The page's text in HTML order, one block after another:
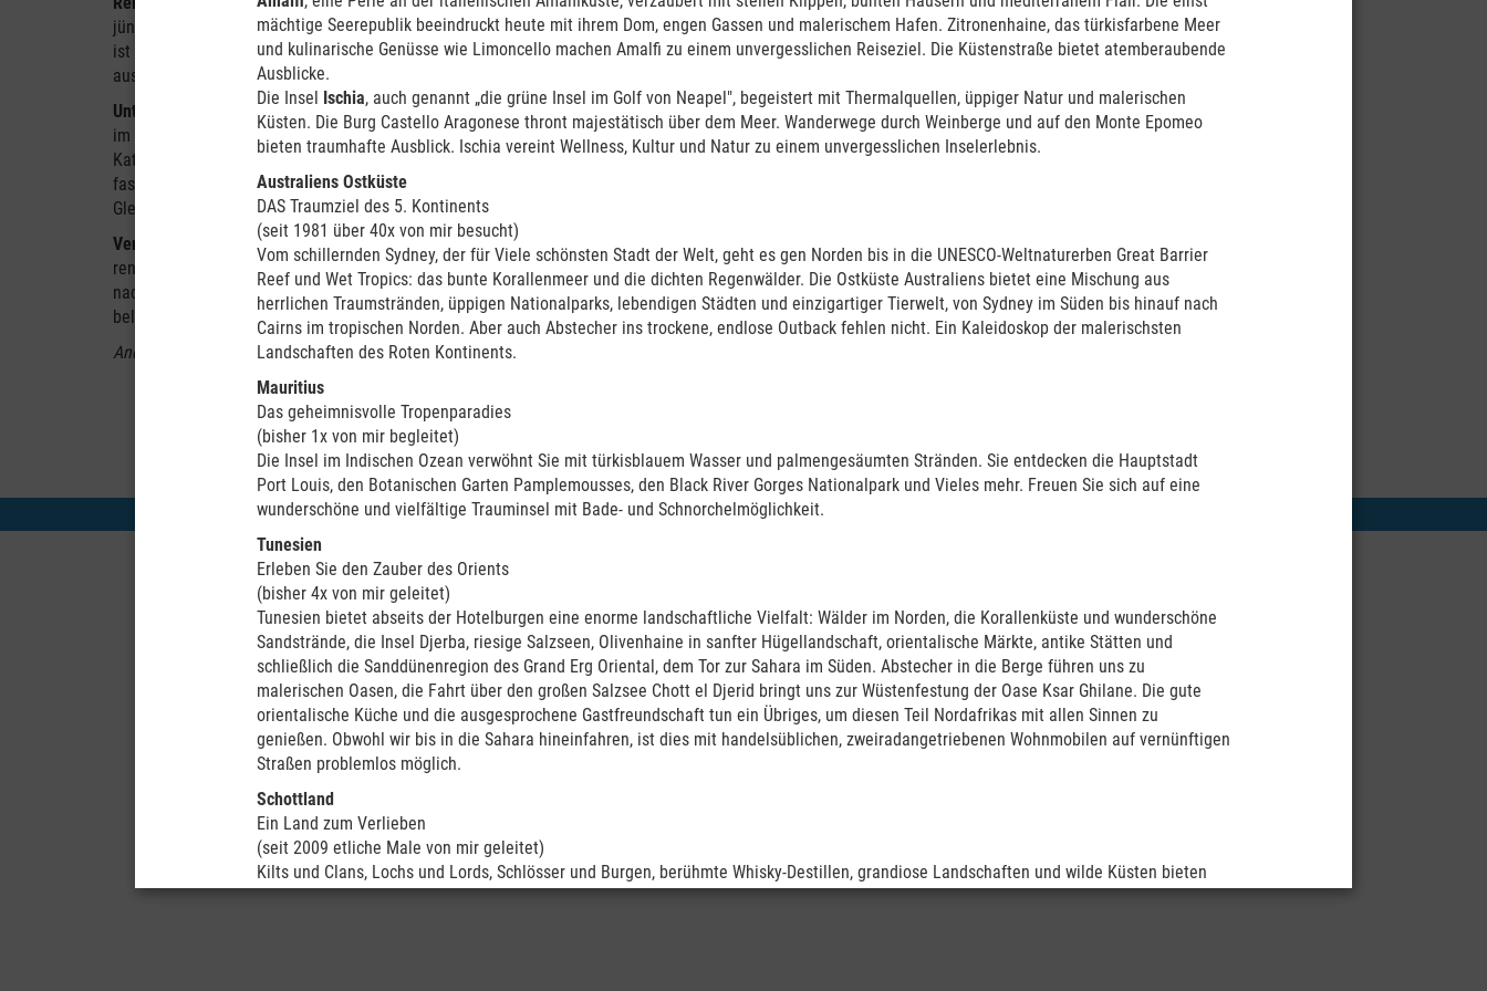
mächtige Seerepublik beeindruckt heute mit ihrem Dom, engen Gassen und malerischem Hafen. Zitronenhaine, das türkisfarbene Meer
und kulinarische Genüsse wie Limoncello machen Amalfi zu einem unvergesslichen Reiseziel. Die Küstenstraße bietet atemberaubende
Ausblicke.
Die Insel Ischia, auch genannt „die grüne Insel im Golf von Neapel", begeistert mit Thermalquellen, üppiger Natur und malerischen
Küsten. Die Burg Castello Aragonese thront majestätisch über dem Meer. Wanderwege durch Weinberge und auf den Monte Epomeo
bieten traumhafte Ausblick. Ischia vereint Wellness, Kultur und Natur zu einem unvergesslichen Inselerlebnis.
Australiens Ostküste
DAS Traumziel des 5. Kontinents
(seit 1981 über 40x von mir besucht)
Vom schillernden Sydney, der für Viele schönsten Stadt der Welt, geht es gen Norden bis in die UNESCO-Weltnaturerben Great Barrier
Reef und Wet Tropics: das bunte Korallenmeer und die dichten Regenwälder. Die Ostküste Australiens bietet eine Mischung aus
herrlichen Traumstränden, üppigen Nationalparks, lebendigen Städten und einzigartiger Tierwelt, von Sydney im Süden bis hinauf nach
Cairns im tropischen Norden. Aber auch Abstecher ins trockene, endlose Outback fehlen nicht. Ein Kaleidoskop der malerischsten
Landschaften des Roten Kontinents.
Mauritius
Das geheimnisvolle Tropenparadies
(bisher 1x von mir begleitet)
Die Insel im Indischen Ozean verwöhnt Sie mit türkisblauem Wasser und palmengesäumten Stränden. Sie entdecken die Hauptstadt
Port Louis, den Botanischen Garten Pamplemousses, den Black River Gorges Nationalpark und Vieles mehr. Freuen Sie sich auf eine
wunderschöne und vielfältige Trauminsel mit Bade- und Schnorchelmöglichkeit.
Tunesien
Erleben Sie den Zauber des Orients
(bisher 4x von mir geleitet)
Tunesien bietet abseits der Hotelburgen eine enorme landschaftliche Vielfalt: Wälder im Norden, die Korallenküste und wunderschöne
Sandstrände, die Insel Djerba, riesige Salzseen, Olivenhaine in sanfter Hügellandschaft, orientalische Märkte, antike Stätten und
schließlich die Sanddünenregion des Grand Erg Oriental, dem Tor zur Sahara im Süden. Abstecher in die Berge führen uns zu
malerischen Oasen, die Fahrt über den großen Salzsee Chott el Djerid bringt uns zur Wüstenfestung der Oase Ksar Ghilane. Die gute
orientalische Küche und die ausgesprochene Gastfreundschaft tun ein Übriges, um diesen Teil Nordafrikas mit allen Sinnen zu
genießen. Obwohl wir bis in die Sahara hineinfahren, ist dies mit handelsüblichen, zweiradangetriebenen Wohnmobilen auf vernünftigen
Straßen problemlos möglich.
Schottland
Ein Land zum Verlieben
(seit 2009 etliche Male von mir geleitet)
Kilts und Clans, Lochs und Lords, Schlösser und Burgen, berühmte Whisky-Destillen, grandiose Landschaften und wilde Küsten bieten
jüngsten Mitreisenden waren Anfang 20, die älteren bereits über 70 Jahre alt. Das Alter
ist also bunt gemischt, und gerade auch das hielten wir alle bisher immer für
ausgesprochen vorteilhaft!
Unterkünfte
sind für uns alle bei der Pkw-Reise bereits inkl. Frühstück gebucht und somit
im Reisepreis schon enthalten (gem. Leistungsbeschreibung). Es gibt sie in allen
Kategorien. Bei diesen Hotels, Farmen und Gästehäusern können wir, sofern gewünscht,
fast immer auch organisierte Ausflüge buchen, z. B. Ausritte auf Islandpferden,
Gletschertouren, Walbeobachtungsfahrten usw.
Veranstalter:
Zu Ihrer Sicherheit (z.B. Insolvenzsicherungsschein etc.) steht aus reiserechtlichen Gründen als Veranstalter ein
renommierter Spezialveranstalter hinter meinen Reisen (sieheBuchungsformular ). Auf Wunsch können Sie Ihre Reise gerne auch
nach Ihren individuellen Vorstellungen noch um einen Abstecher (z.B. nach Grönland, Färöer usw.) oder eine Verlängerung vor Ort
beliebig erweitern!
André Pflanz, Ihr Reisebegleiter
Kontakt Sitemap Impressum Datenschutz